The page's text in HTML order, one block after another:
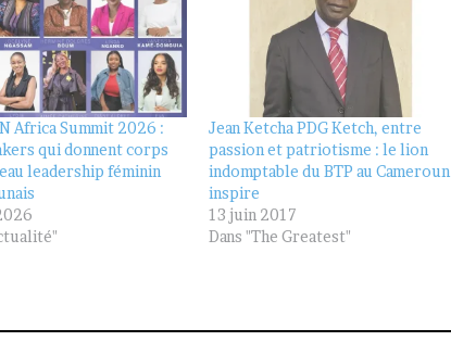
Africa Summit 2026 :
qui donnent corps
leadership féminin
Jean Ketcha PDG Ketch, entre
passion et patriotisme : le lion
indomptable du BTP au Cameroun
inspire
13 juin 2017
Dans "The Greatest"